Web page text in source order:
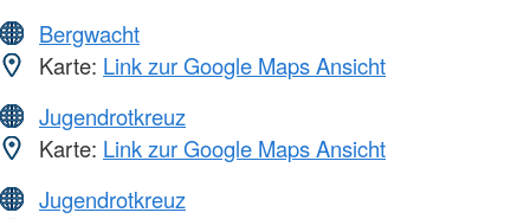
Bergwacht
Karte: Link zur Google Maps Ansicht
Jugendrotkreuz
Karte: Link zur Google Maps Ansicht
Jugendrotkreuz